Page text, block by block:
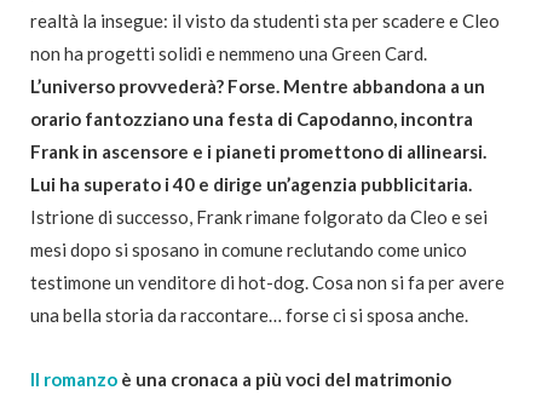
realtà la insegue: il visto da studenti sta per scadere e Cleo
non ha progetti solidi e nemmeno una Green Card.
L’universo provvederà? Forse. Mentre abbandona a un
orario fantozziano una festa di Capodanno, incontra
Frank in ascensore e i pianeti promettono di allinearsi.
Lui ha superato i 40 e dirige un’agenzia pubblicitaria.
Istrione di successo, Frank rimane folgorato da Cleo e sei
mesi dopo si sposano in comune reclutando come unico
testimone un venditore di hot-dog. Cosa non si fa per avere
una bella storia da raccontare… forse ci si sposa anche.
Il romanzo è una cronaca a più voci del matrimonio